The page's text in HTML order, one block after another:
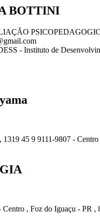
BOTTINI
- Instituto de
1319 45 9 9111-9807 -
, Foz do Iguaçu - PR ,